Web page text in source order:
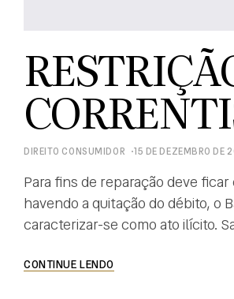
DIREITO CONSUMIDOR 15 DE DEZEMBRO DE
Para fins de reparação deve
havendo a quitação do débito, o
caracterizar-se como ato ilícito.
CONTINUE LENDO